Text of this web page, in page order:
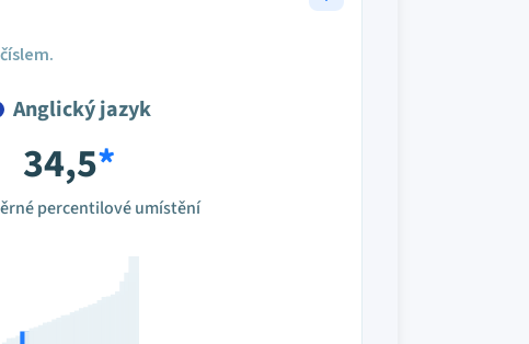
Anglický jazyk
34,5*
percentilové umístění